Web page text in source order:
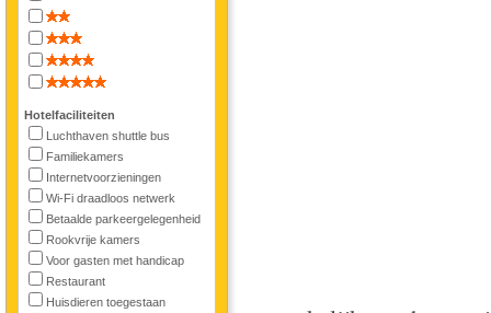
Hotelfaciliteiten
Luchthaven shuttle bus
Familiekamers
Internetvoorzieningen
Wi-Fi draadloos netwerk
Betaalde parkeergelegenheid
Rookvrije kamers
Voor gasten met handicap
Restaurant
Huisdieren toegestaan